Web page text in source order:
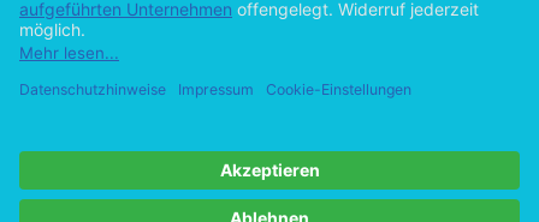
Hilfe/FAQ
Impressum
AGB
Zur Desktop-Version
Copyright ©Imprint in der Bedey & Thoms Media GmbH
byOpen Publishing